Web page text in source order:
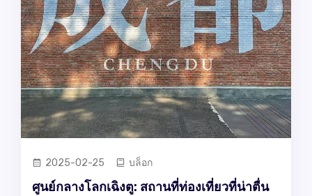
2025-02-25 บล็อก
ศูนย์กลางโลกเฉิงตู: สถานที่ท่องเที่ยวที่น่าตื่น